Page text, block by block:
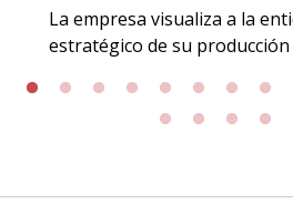
GRAFITO
ROLLO
Especificaciones:
La empresa visualiza a la
estratégico de su